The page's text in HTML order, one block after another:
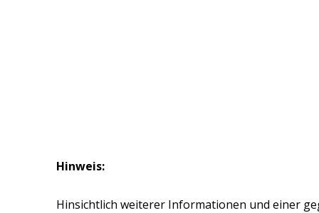
Hinweis:
Hinsichtlich weiterer Informationen und einer